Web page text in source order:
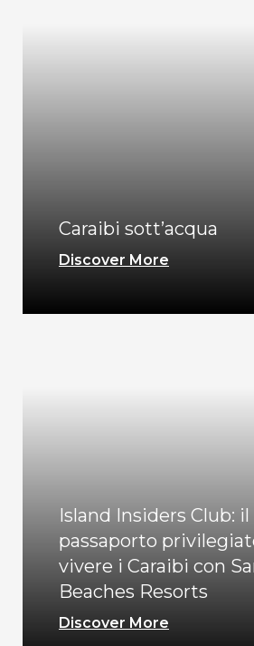
Caraibi sott’acqua
Discover More
Island Insiders Club: il
passaporto
vivere i Caraibi con
Beaches Resorts
Discover More